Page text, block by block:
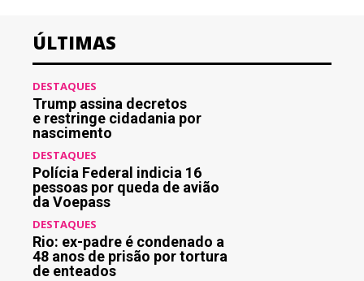
ÚLTIMAS
DESTAQUES
Trump assina decretos
e restringe cidadania por
nascimento
DESTAQUES
Polícia Federal indicia 16
pessoas por queda de avião
da Voepass
DESTAQUES
Rio: ex-padre é condenado a
48 anos de prisão por tortura
de enteados